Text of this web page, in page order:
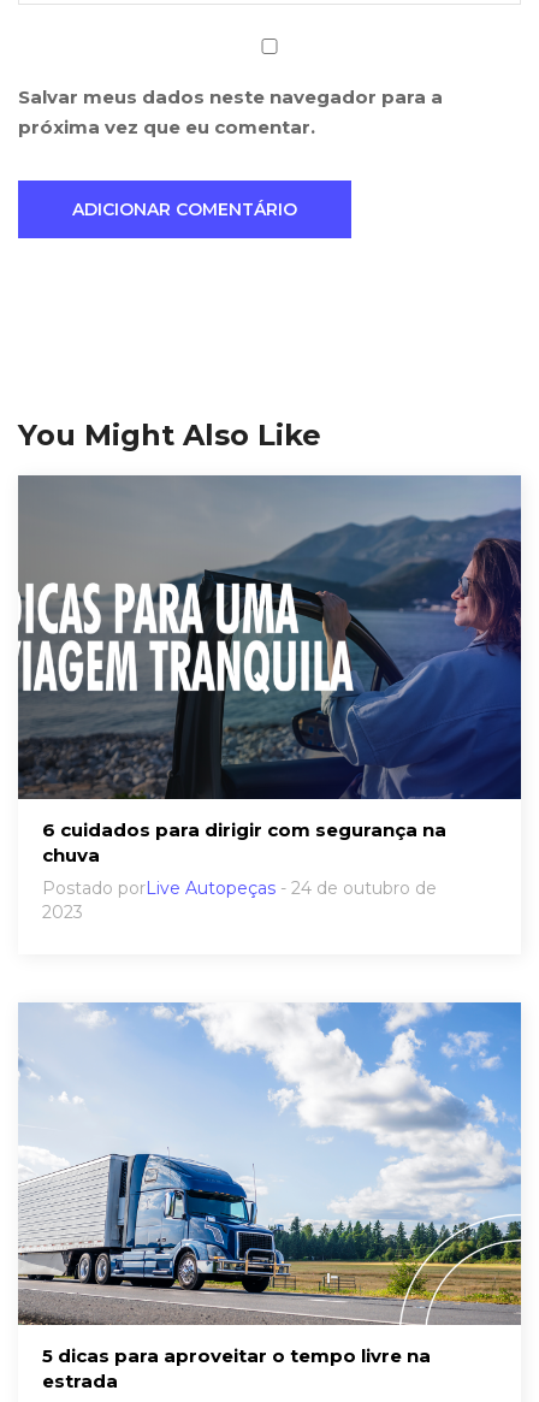
Salvar meus dados neste navegador para a
próxima vez que eu comentar.
You Might Also Like
6 cuidados para dirigir com segurança na
chuva
Postado porLive Autopeças - 24 de outubro de
2023
5 dicas para aproveitar o tempo livre na
estrada